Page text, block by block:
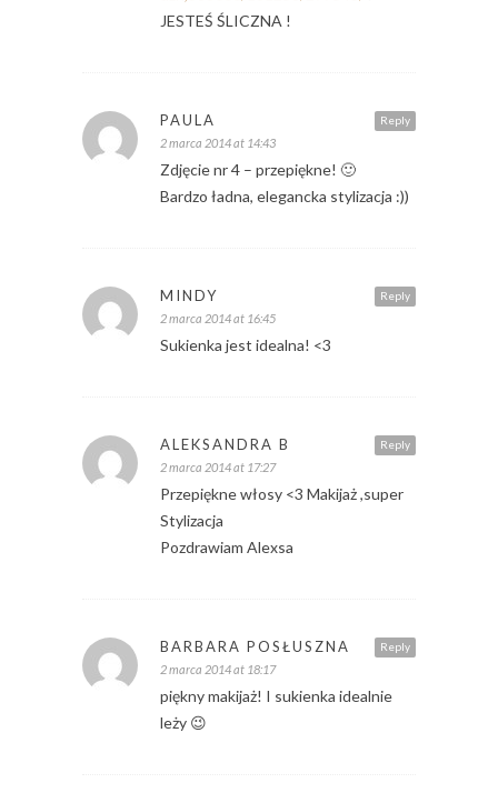
JESTEŚ ŚLICZNA !
Reply
PAULA
2 marca 2014 at 14:43
Zdjęcie nr 4 – przepiękne! 🙂
Bardzo ładna, elegancka stylizacja :))
Reply
MINDY
2 marca 2014 at 16:45
Sukienka jest idealna! <3
Reply
ALEKSANDRA B
2 marca 2014 at 17:27
Przepiękne włosy <3 Makijaż ,super
Stylizacja
Pozdrawiam Alexsa
Reply
BARBARA POSŁUSZNA
2 marca 2014 at 18:17
piękny makijaż! I sukienka idealnie
leży 😉